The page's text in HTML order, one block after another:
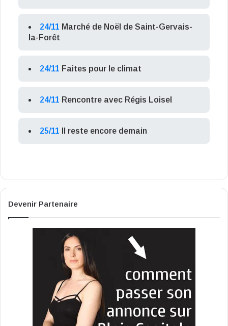
24/11 Marché de Noël de Saint-Gervais-
la-Forêt
24/11 Faites pour le climat
24/11 Rencontre avec Régis Loisel
25/11 Il reste encore demain
Devenir Partenaire